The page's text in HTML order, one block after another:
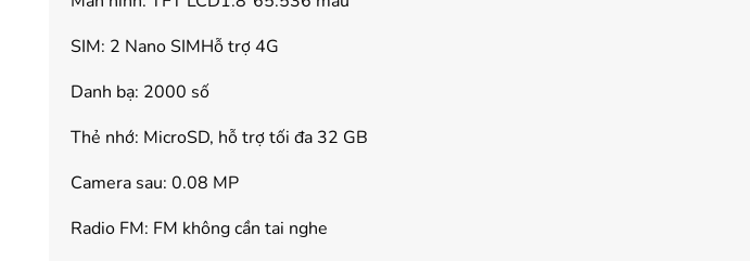
- Bảo hành 24 tháng chính hãng
SIM: 2 Nano SIMHỗ trợ 4G
Danh bạ: 2000 số
Thẻ nhớ: MicroSD, hỗ trợ tối đa 32 GB
Camera sau: 0.08 MP
Radio FM: FM không cần tai nghe